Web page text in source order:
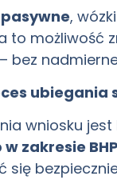
,
to możliwość
bez
ubiegania
wniosku
zakresie BHP
się